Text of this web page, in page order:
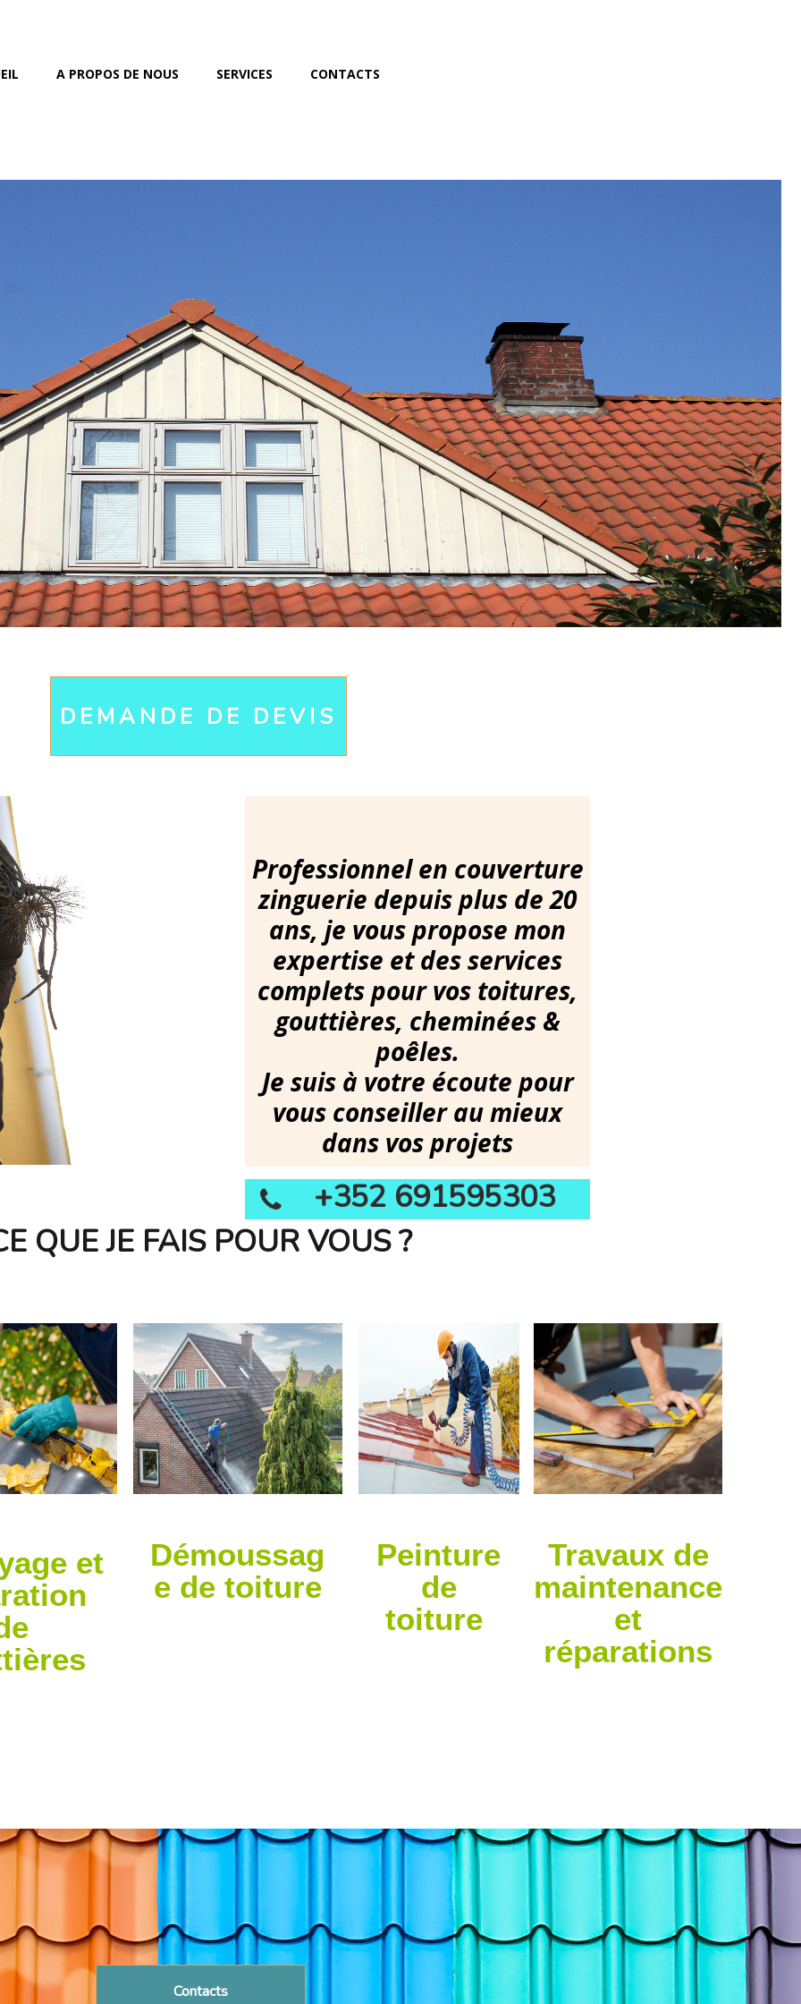
A PROPOS DE NOUS SERVICES CONTACTS
DEMANDE DE DEVIS
Professionnel en couverture
zinguerie depuis plus de 20
ans, je vous propose mon
expertise et des services
complets pour vos toitures,
gouttières, cheminées &
poêles.
Je suis à votre écoute pour
vous conseiller au mieux
dans vos projets

+352 691595303
QUE JE FAIS POUR VOUS ?
et
Démoussag
e de toiture
Peinture
de
toiture
Travaux de
maintenance
et
réparations
Contacts